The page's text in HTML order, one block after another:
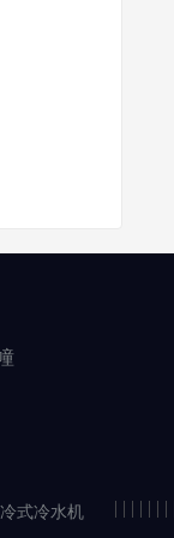
| | | | | | |
式冷水机